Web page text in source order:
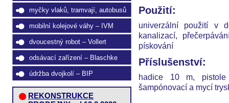
Použití:
univerzální použití v
kanalizací,
pískování
Příslušenství:
hadice 10 m,
šampónovací a mycí
myčky vlaků, tramvají, autobusů
mobilní kolejové váhy – IVM
dvoucestný robot – Vollert
odsávací zařízení – Blaschke
údržba dvojkolí – BIP
REKONSTRUKCE